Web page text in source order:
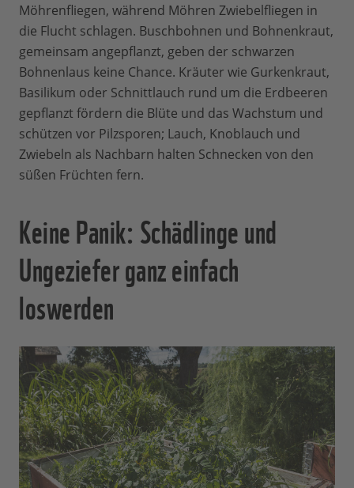
Möhrenfliegen, während Möhren Zwiebelfliegen in
die Flucht schlagen. Buschbohnen und Bohnenkraut,
gemeinsam angepflanzt, geben der schwarzen
Bohnenlaus keine Chance. Kräuter wie Gurkenkraut,
Basilikum oder Schnittlauch rund um die Erdbeeren
gepflanzt fördern die Blüte und das Wachstum und
schützen vor Pilzsporen; Lauch, Knoblauch und
Zwiebeln als Nachbarn halten Schnecken von den
süßen Früchten fern.
Keine Panik: Schädlinge und
Ungeziefer ganz einfach
loswerden